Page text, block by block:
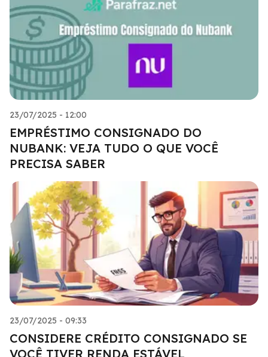
23/07/2025 - 12:00
EMPRÉSTIMO CONSIGNADO DO
NUBANK: VEJA TUDO O QUE VOCÊ
PRECISA SABER
23/07/2025 - 09:33
CONSIDERE CRÉDITO CONSIGNADO SE
VOCÊ TIVER RENDA ESTÁVEL